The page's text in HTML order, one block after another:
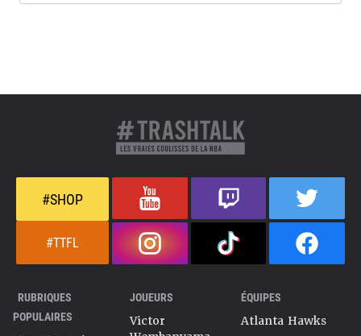
#SHOP
#TTFL
RUBRIQUES
POPULAIRES
JOUEURS
Victor
ÉQUIPES
Atlanta Hawks